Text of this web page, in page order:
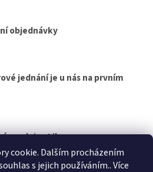
cookie. Dalším procházením
s jejich používáním.. Více
c
í
k
p
i
s
u
n
objednávky
jednání je u nás na prvním
prodejna Liberec